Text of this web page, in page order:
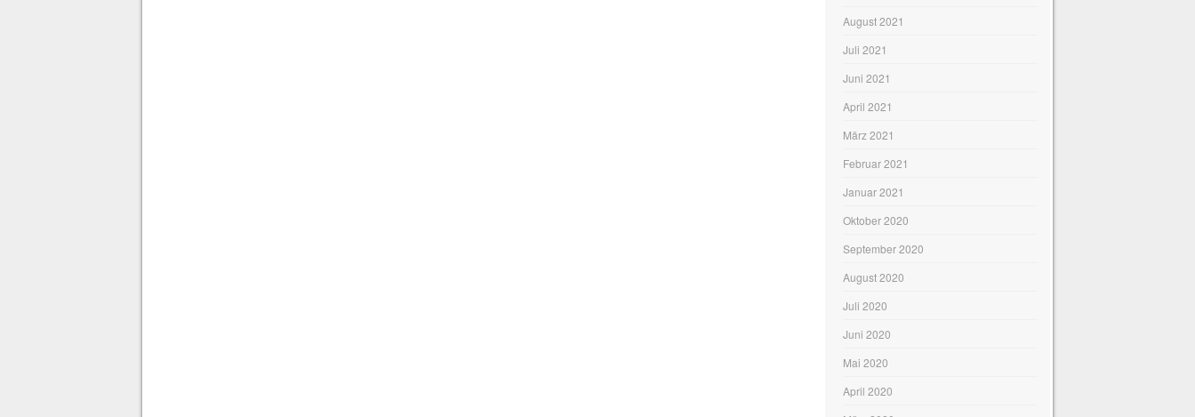
August 2021
Juli 2021
Juni 2021
April 2021
März 2021
Februar 2021
Januar 2021
Oktober 2020
September 2020
August 2020
Juli 2020
Juni 2020
Mai 2020
April 2020